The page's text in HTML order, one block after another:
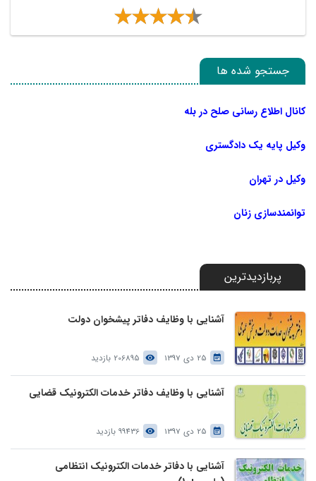
جستجو شده ها
کانال اطلاع رسانی صلح در بله
وکیل پایه یک دادگستری
وکیل در تهران
توانمندسازی زنان
پربازدیدترین
آشنایی با وظایف دفاتر پیشخوان دولت
25 دی 1397 206895 بازدید
آشنایی با وظایف دفاتر خدمات الکترونیک قضایی
25 دی 1397 99436 بازدید
آشنایی با دفاتر خدمات الکترونیک انتظامی